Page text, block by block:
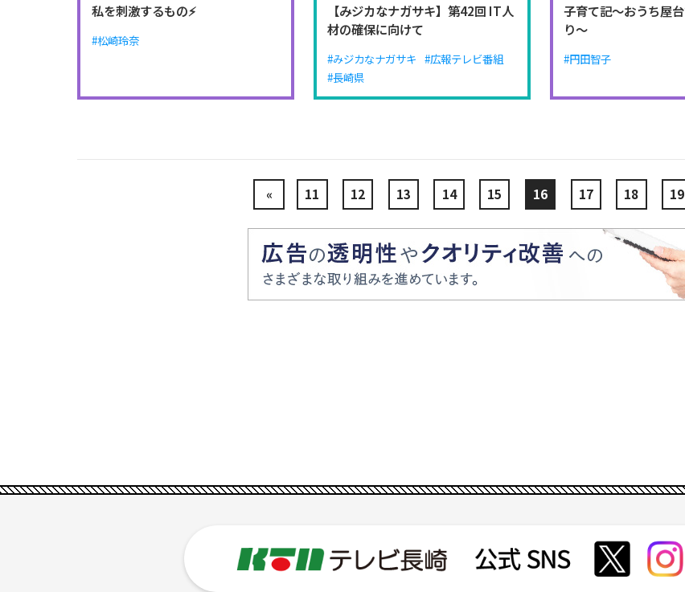
私を刺激するもの⚡
#松崎玲奈
【みジカなナガサキ】第42回 IT人
材の確保に向けて
#みジカなナガサキ #広報テレビ番組
#長崎県
子育て記～おうち屋
り～
#円田智子
« 11 12 13 14 15 16 17 18 19